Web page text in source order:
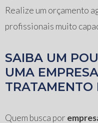
Realize um orçamento
profissionais muito
SAIBA UM
UMA
TRATAMENTO
Quem busca por